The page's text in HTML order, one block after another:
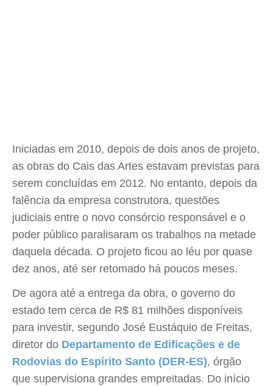
Iniciadas em 2010, depois de dois anos de projeto,
as obras do Cais das Artes estavam previstas para
serem concluídas em 2012. No entanto, depois da
falência da empresa construtora, questões
judiciais entre o novo consórcio responsável e o
poder público paralisaram os trabalhos na metade
daquela década. O projeto ficou ao léu por quase
dez anos, até ser retomado há poucos meses.
De agora até a entrega da obra, o governo do
estado tem cerca de R$ 81 milhões disponíveis
para investir, segundo José Eustáquio de Freitas,
diretor do Departamento de Edificações e de
Rodovias do Espírito Santo (DER-ES), órgão
que supervisiona grandes empreitadas. Do início